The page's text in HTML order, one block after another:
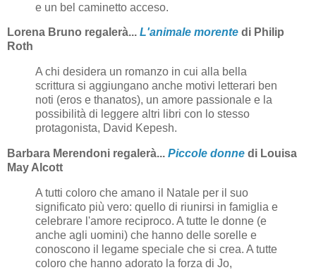
e un bel caminetto acceso.
Lorena Bruno regalerà... L'animale morente di Philip
Roth
A chi desidera un romanzo in cui alla bella
scrittura si aggiungano anche motivi letterari ben
noti (eros e thanatos), un amore passionale e la
possibilità di leggere altri libri con lo stesso
protagonista, David Kepesh.
Barbara Merendoni regalerà... Piccole donne di Louisa
May Alcott
A tutti coloro che amano il Natale per il suo
significato più vero: quello di riunirsi in famiglia e
celebrare l'amore reciproco. A tutte le donne (e
anche agli uomini) che hanno delle sorelle e
conoscono il legame speciale che si crea. A tutte
coloro che hanno adorato la forza di Jo,